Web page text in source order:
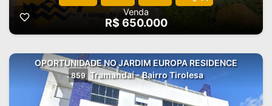
Venda
R$ 650.000
OPORTUNIDADE NO JARDIM EUROPA RESIDENCE
859 Tramandaí - Bairro Tirolesa